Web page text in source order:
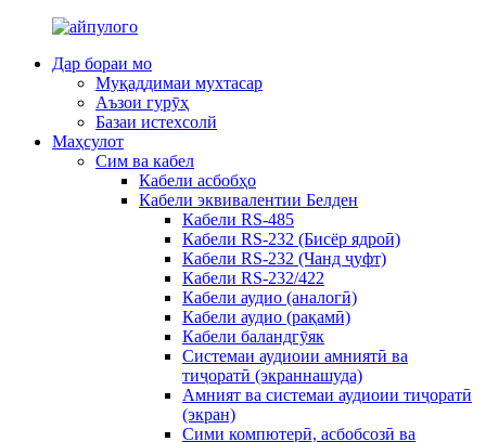
Дар бораи мо
Муқаддимаи мухтасар
Аъзои гурӯҳ
Базаи истехсолй
Маҳсулот
Сим ва кабел
Кабели асбобҳо
Кабели эквивалентии Белден
Кабели RS-485
Кабели RS-232 (Бисёр ядроӣ)
Кабели RS-232 (Чанд ҷуфт)
Кабели RS-232/422
Кабели аудио (аналогӣ)
Кабели аудио (рақамӣ)
Кабели баландгӯяк
Системаи аудиоии амниятӣ ва
тиҷоратӣ (экраннашуда)
Амният ва системаи аудиоии тиҷоратӣ
(экран)
Сими компютерӣ, асбобсозӣ ва